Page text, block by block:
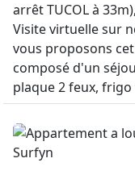
arrêt TUCOL à
Visite virtuelle sur
vous proposons
composé d'un
plaque 2 feux,